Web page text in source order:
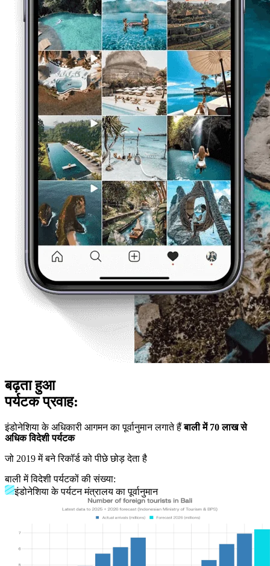
बढ़ता हुआ
पर्यटक प्रवाह:
इंडोनेशिया के अधिकारी आगमन का पूर्वानुमान लगाते हैंबाली में 70 लाख से
अधिक विदेशी पर्यटक
जो 2019 में बने रिकॉर्ड को पीछे छोड़ देता है
बाली में विदेशी पर्यटकों की संख्या:
इंडोनेशिया के पर्यटन मंत्रालय का पूर्वानुमान